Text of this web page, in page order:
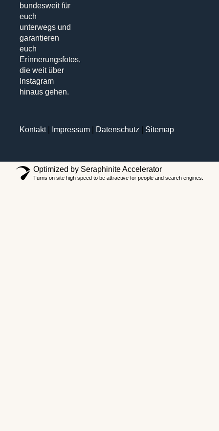
bundesweit für
euch
unterwegs und
garantieren
euch
Erinnerungsfotos,
die weit über
Instagram
hinaus gehen.
Kontakt| Impressum Datenschutz Sitemap
Optimized by Seraphinite Accelerator
Turns on site high speed to be attractive for people and search engines.